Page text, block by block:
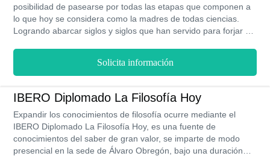
posibilidad de pasearse por todas las etapas que componen a
lo que hoy se considera como la madres de todas ciencias.
Logrando abarcar siglos y siglos que han servido para forjar a
impacto. Es por ello que a través de un sólido plan de estudios
se otorga a los participantes herramientas para que puedan
plantear soluciones a la problemática filosófica actual y
consolidar su propia capacidad de razonamiento por medio del
análisis profundo de sus textos.
Solicita información
IBERO Diplomado La Filosofía Hoy
Expandir los conocimientos de filosofía ocurre mediante el
IBERO Diplomado La Filosofía Hoy, es una fuente de
conocimientos del saber de gran valor, se imparte de modo
presencial en la sede de Álvaro Obregón, bajo una duración